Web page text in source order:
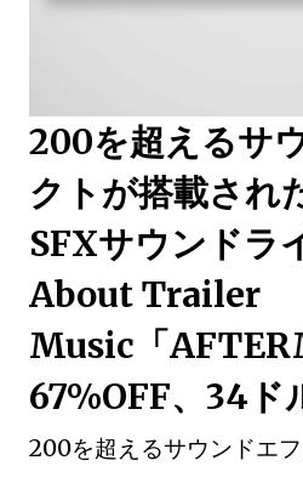
200を超えるサ
クトが搭載され
SFXサウンドラ
About Trailer
Music「
67%OFF、34ド
200を超えるサウンドエ